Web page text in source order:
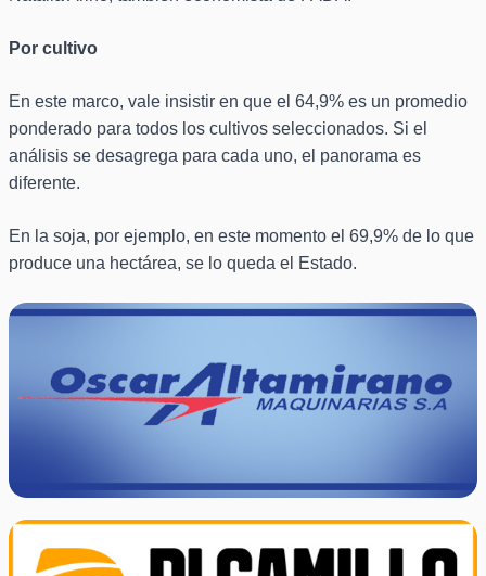
Por cultivo
En este marco, vale insistir en que el 64,9% es un promedio
ponderado para todos los cultivos seleccionados. Si el
análisis se desagrega para cada uno, el panorama es
diferente.
En la soja, por ejemplo, en este momento el 69,9% de lo que
produce una hectárea, se lo queda el Estado.